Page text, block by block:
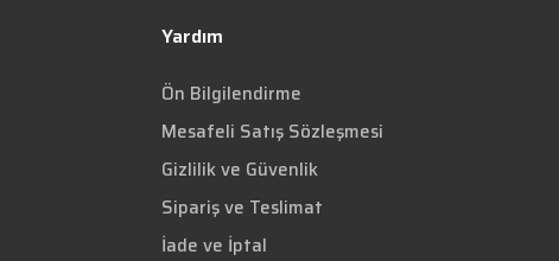
Yardım
Ön Bilgilendirme
Mesafeli Satış Sözleşmesi
Gizlilik ve Güvenlik
Sipariş ve Teslimat
İade ve İptal